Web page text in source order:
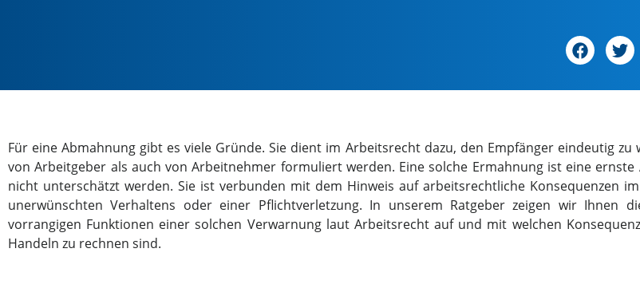
Für eine Abmahnung gibt es viele Gründe. Sie dient im Arbeitsrecht dazu, den Empfänger eindeutig zu
von Arbeitgeber als auch von Arbeitnehmer formuliert werden. Eine solche Ermahnung ist eine
nicht unterschätzt werden. Sie ist verbunden mit dem Hinweis auf arbeitsrechtliche Konsequenzen
unerwünschten Verhaltens oder einer Pflichtverletzung. In unserem Ratgeber zeigen wir Ihnen
vorrangigen Funktionen einer solchen Verwarnung laut Arbeitsrecht auf und mit welchen
Handeln zu rechnen sind.